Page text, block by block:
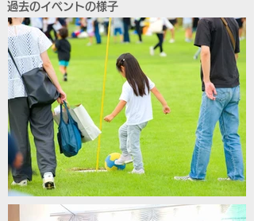
過去のイベントの様子